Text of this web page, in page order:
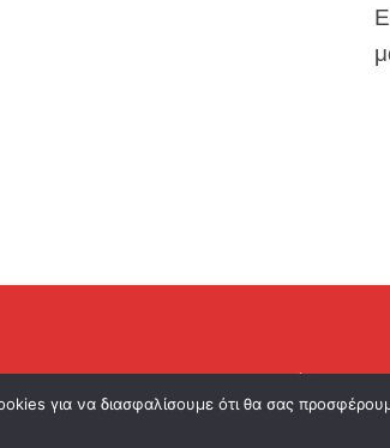
curia.gr -
για να διασφαλίσουμε ότι θα σας